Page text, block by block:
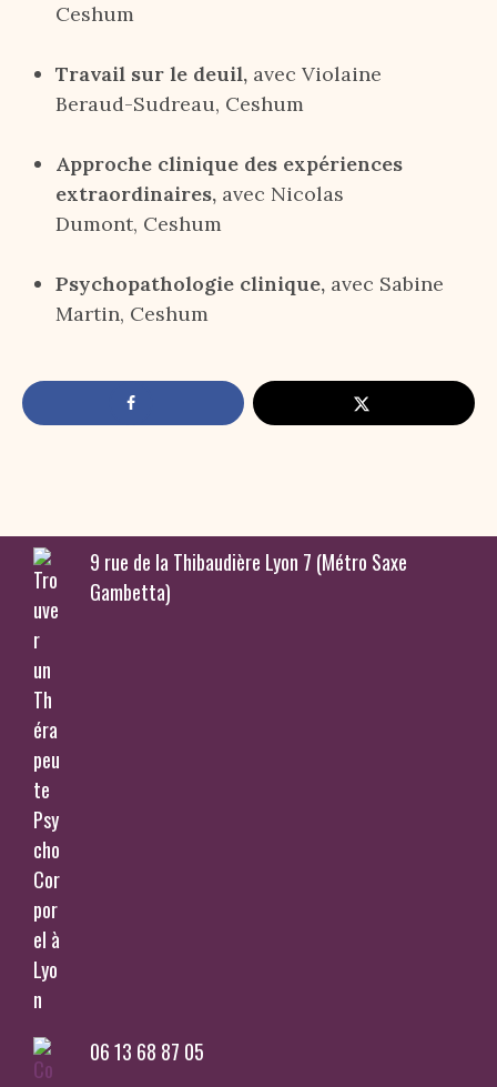
Ceshum
Travail sur le deuil, avec Violaine
Beraud-Sudreau, Ceshum
Approche clinique des expériences
extraordinaires, avec Nicolas
Dumont, Ceshum
Psychopathologie clinique, avec Sabine
Martin, Ceshum
9 rue de la Thibaudière Lyon 7 (Métro Saxe
Gambetta)
06 13 68 87 05